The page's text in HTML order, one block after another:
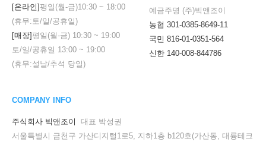
[온라인]평일(월-금)10:30 ~ 18:00
(휴무:토/일/공휴일)
[매장]평일(월-금) 10:30 ~ 19:00
토/일/공휴일 13:00 ~ 19:00
(휴무:설날/추석 당일)
예금주명 (주)빅앤조이
농협 301-0385-8649-11
국민 816-01-0351-564
신한 140-008-844786
COMPANY INFO
주식회사 빅앤조이
대표 박성권
서울특별시 금천구 가산디지털1로5, 지하1층 b120호(가산동, 대륭테크